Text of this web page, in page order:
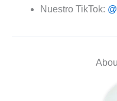
Nuestro TikTok: